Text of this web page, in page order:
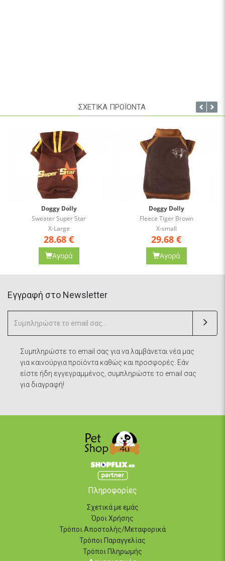
ΣΧΕΤΙΚΑ ΠΡΟΪΟΝΤΑ
Doggy Dolly
Sweater Super Star
X-Large
28.68 €
Αγορά
Doggy Dolly
Fleece Tiger Brown
X-small
29.68 €
Αγορά
Eγγραφή στο Newsletter
Συμπληρώστε το email σας για να λαμβάνεται νέα μας
για καινούργια προϊόντα καθώς και προσφορές. Εάν
είστε ήδη εγγεγραμμένος, συμπληρώστε το email σας
για διαγραφή!
Πληροφορίες
Σχετικά με εμάς
Όροι Χρήσης
Τρόποι Αποστολής/Μεταφορικά
Τρόποι Παραγγελίας
Τρόποι Πληρωμής